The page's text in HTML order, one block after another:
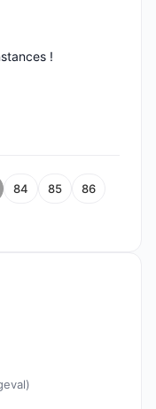
!
84 85 86